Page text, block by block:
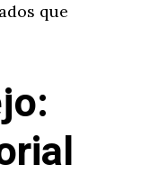
que